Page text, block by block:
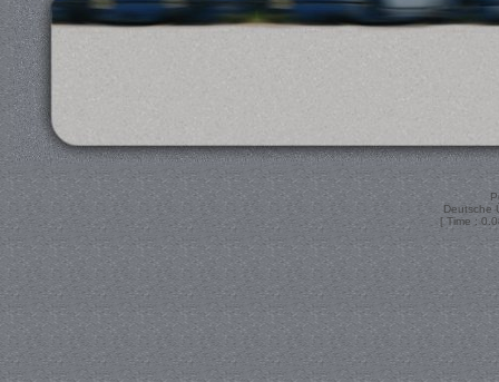
Deutsche
[ Time :